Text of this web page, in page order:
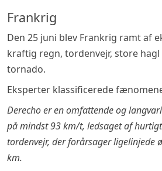
Frankrig
Den 25 juni blev Frankrig ramt af
kraftig regn, tordenvejr, store hagl
tornado.
Eksperter klassificerede
Derecho er en omfattende og
på mindst 93 km/t, ledsaget af
tordenvejr, der forårsager ligelinjede
km.